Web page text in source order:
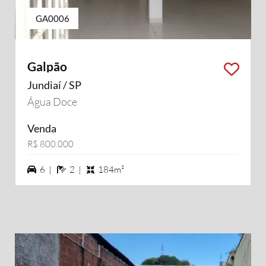
GA0006
Galpão
Jundiaí / SP
Água Doce
Venda
R$ 800.000
6 vagas na garagem
6 | 2 banheiros
2 | 184m²